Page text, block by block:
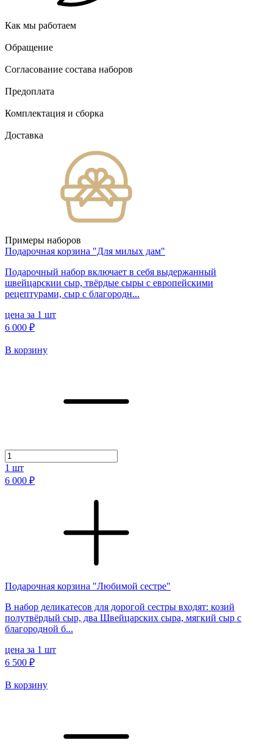
Как мы работаем
Обращение
Согласование состава наборов
Предоплата
Комплектация и сборка
Доставка
Примеры наборов
Подарочная корзина "Для милых дам"
Подарочный набор включает в себя выдержанный
швейцарскии сыр, твёрдые сыры с европейскими
рецептурами, сыр с благородн...
цена за 1 шт
6 000 ₽
В корзину
1 шт
6 000 ₽
Подарочная корзина "Любимой сестре"
В набор деликатесов для дорогой сестры входят: козий
полутвёрдый сыр, два Швейцарских сыра, мягкий сыр с
благородной б...
цена за 1 шт
6 500 ₽
В корзину